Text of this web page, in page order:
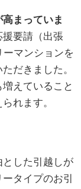
まっていま
要請（出張
マンションを
だきました。
えていること
れます。
した引越しが
タイプのお引